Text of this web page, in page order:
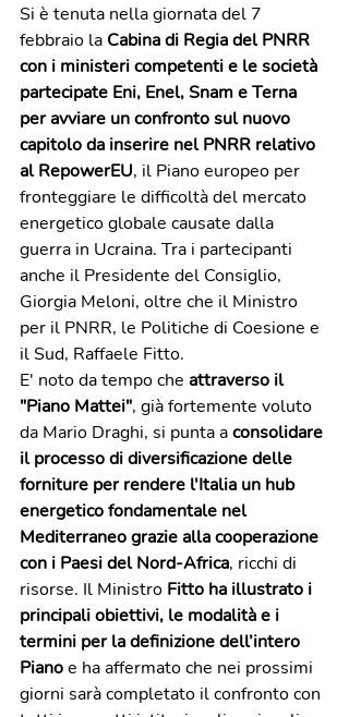
Si è tenuta nella giornata del 7
febbraio la Cabina di Regia del PNRR
con i ministeri competenti e le società
partecipate Eni, Enel, Snam e Terna
per avviare un confronto sul nuovo
capitolo da inserire nel PNRR relativo
al RepowerEU, il Piano europeo per
fronteggiare le difficoltà del mercato
energetico globale causate dalla
guerra in Ucraina. Tra i partecipanti
anche il Presidente del Consiglio,
Giorgia Meloni, oltre che il Ministro
per il PNRR, le Politiche di Coesione e
il Sud, Raffaele Fitto.
E' noto da tempo che attraverso il
"Piano Mattei", già fortemente voluto
da Mario Draghi, si punta a consolidare
il processo di diversificazione delle
forniture per rendere l'Italia un hub
energetico fondamentale nel
Mediterraneo grazie alla cooperazione
con i Paesi del Nord-Africa, ricchi di
risorse. Il Ministro Fitto ha illustrato i
principali obiettivi, le modalità e i
termini per la definizione dell’intero
Piano e ha affermato che nei prossimi
giorni sarà completato il confronto con